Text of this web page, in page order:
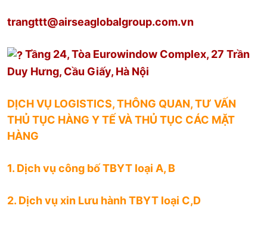
trangttt@airseaglobalgroup.com.vn
Tầng 24, Tòa Eurowindow Complex, 27 Trần
Duy Hưng, Cầu Giấy, Hà Nội
DỊCH VỤ LOGISTICS, THÔNG QUAN, TƯ VẤN
THỦ TỤC HÀNG Y TẾ VÀ THỦ TỤC CÁC MẶT
HÀNG
1. Dịch vụ công bố TBYT loại A, B
2. Dịch vụ xin Lưu hành TBYT loại C,D